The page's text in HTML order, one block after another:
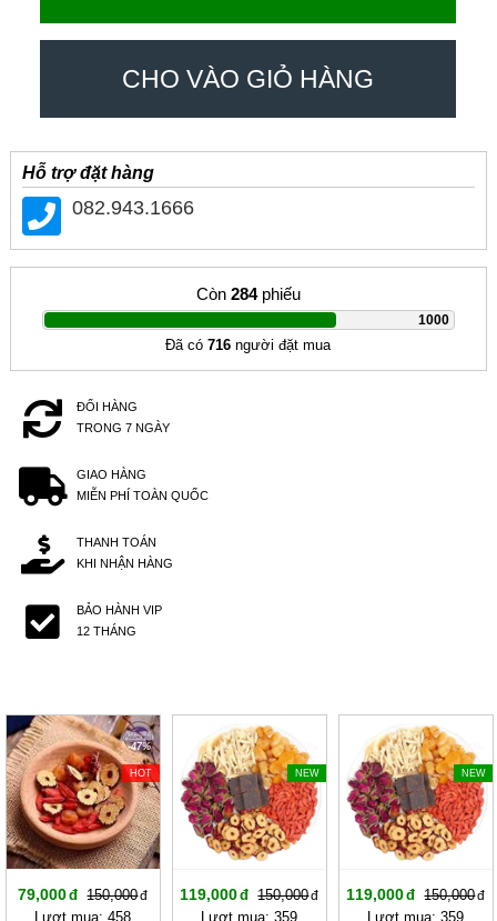
CHO VÀO GIỎ HÀNG
Hỗ trợ đặt hàng
082.943.1666
Còn 284phiếu
1000
|
Đã có716 người đặt mua
ĐỔI HÀNG
TRONG 7 NGÀY
GIAO HÀNG
MIỄN PHÍ TOÀN QUỐC
THANH TOÁN
KHI NHẬN HÀNG
BẢO HÀNH VIP
12 THÁNG
-47%
HOT
79,000
150,000
Lượt mua: 458
-20%
NEW
119,000
150,000
Lượt mua: 359
-20%
NEW
119,000
150,000
Lượt mua: 359